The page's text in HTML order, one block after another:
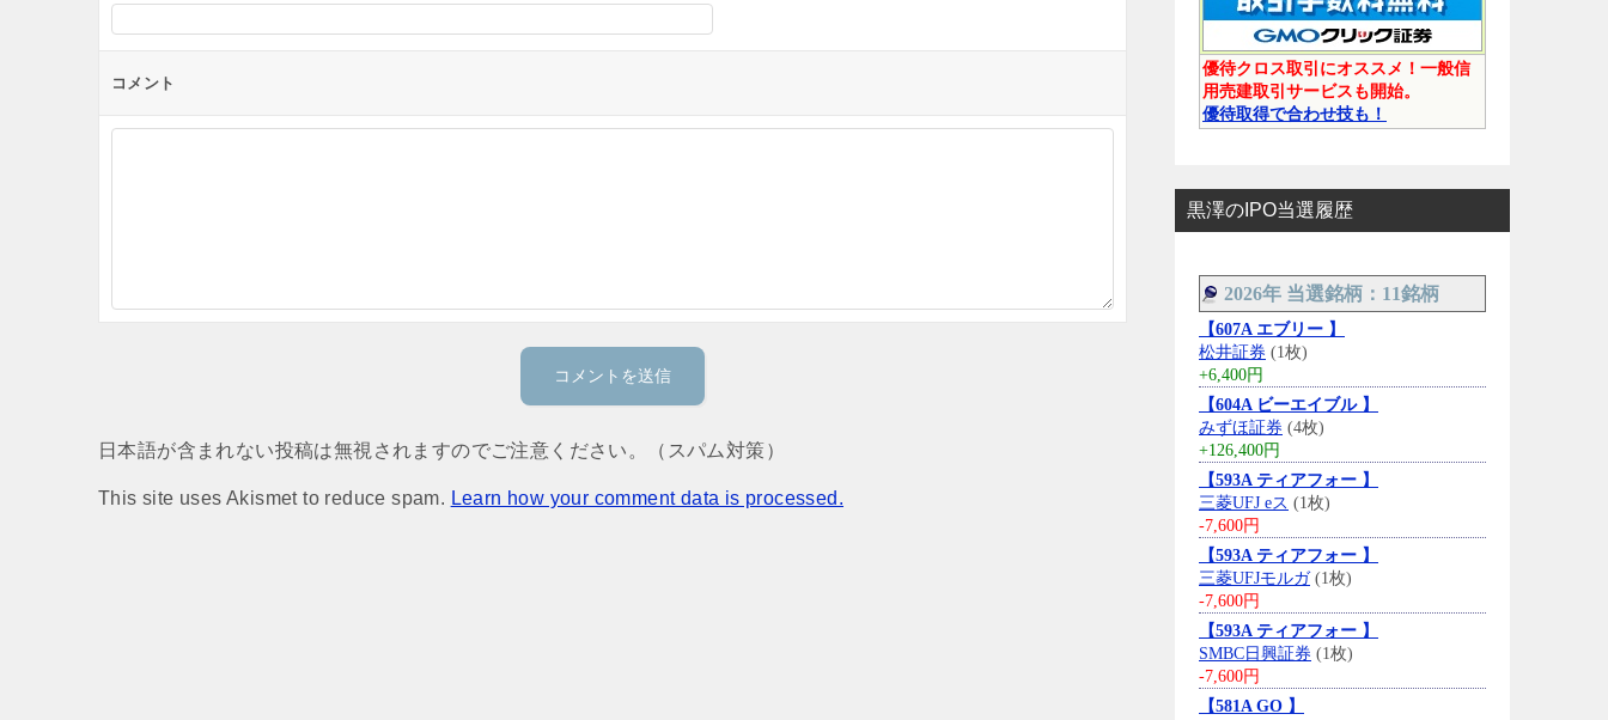
コメント
日本語が含まれない投稿は無視されますのでご注意ください。（スパム対策）
This site uses Akismet to reduce spam. Learn how your comment data is processed.
優待クロス取引にオススメ！一般信
用売建取引サービスも開始。
優待取得で合わせ技も！
黒澤のIPO当選履歴
2026年 当選銘柄：11銘柄
【607A エブリー 】
松井証券 (1枚)
+6,400円
【604A ビーエイブル 】
みずほ証券 (4枚)
+126,400円
【593A ティアフォー 】
三菱UFJ eス (1枚)
-7,600円
【593A ティアフォー 】
三菱UFJモルガ(1枚)
-7,600円
【593A ティアフォー 】
SMBC日興証券 (1枚)
-7,600円
【581A GO 】